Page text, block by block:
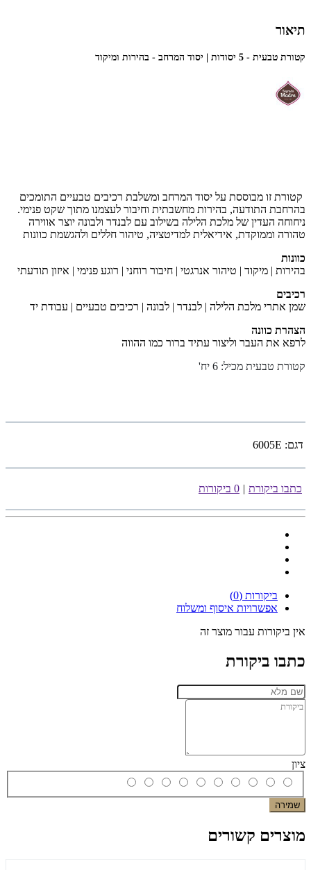
תיאור
קטורת טבעית - 5 יסודות | יסוד המרחב - בהירות ומיקוד
קטורת זו מבוססת על יסוד המרחב ומשלבת רכיבים טבעיים התומכים
בהרחבת התודעה, בהירות מחשבתית וחיבור לעצמנו מתוך שקט פנימי.
ניחוחה העדין של מלכת הלילה בשילוב עם לבנדר ולבונה יוצר אווירה
טהורה וממוקדת, אידיאלית למדיטציה, טיהור חללים ולהגשמת כוונות
כוונות
בהירות | מיקוד | טיהור אנרגטי | חיבור רוחני | רוגע פנימי | איזון תודעתי
רכיבים
שמן אתרי מלכת הלילה | לבנדר | לבונה | רכיבים טבעיים | עבודת יד
הצהרת כוונה
לרפא את העבר וליצור עתיד ברור כמו ההווה
קטורת טבעית מכיל: 6 יח
'
דגם: 6005E
כתבו ביקורת | 0 ביקורות
ביקורות (0)
אפשרויות איסוף ומשלוח
אין ביקורות עבור מוצר זה
כתבו ביקורת
ציון
שמירה
מוצרים קשורים